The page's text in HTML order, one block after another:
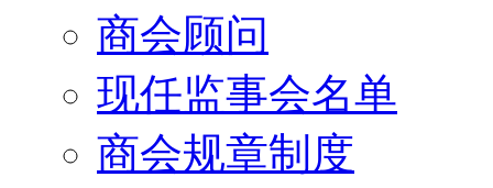
商会顾问
现任监事会名单
商会规章制度